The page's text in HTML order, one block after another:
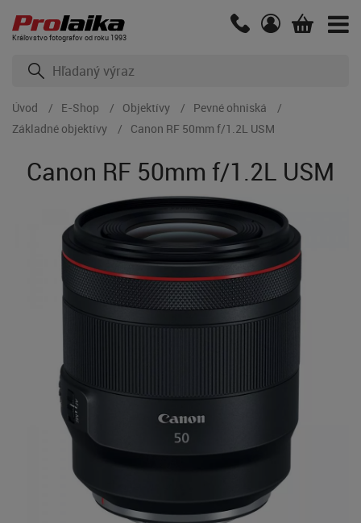
Kráľovstvo fotografov od roku 1993
Úvod E-Shop Objektívy
Pevné ohniská
Základné objektívy
Canon RF 50mm f/1.2L USM
Canon RF 50mm f/1.2L USM